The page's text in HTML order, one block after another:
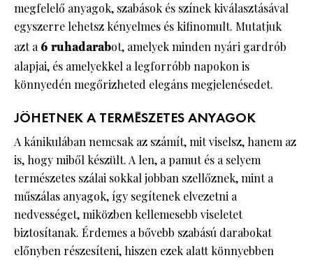
megfelelő anyagok, szabások és színek kiválasztásával
egyszerre lehetsz kényelmes és kifinomult. Mutatjuk
azt a 6 ruhadarabot, amelyek minden nyári gardrób
alapjai, és amelyekkel a legforróbb napokon is
könnyedén megőrizheted elegáns megjelenésedet.
JÖHETNEK A TERMÉSZETES ANYAGOK
A kánikulában nemcsak az számít, mit viselsz, hanem az
is, hogy miből készült. A len, a pamut és a selyem
természetes szálai sokkal jobban szellőznek, mint a
műszálas anyagok, így segítenek elvezetni a
nedvességet, miközben kellemesebb viseletet
biztosítanak. Érdemes a bővebb szabású darabokat
előnyben részesíteni, hiszen ezek alatt könnyebben